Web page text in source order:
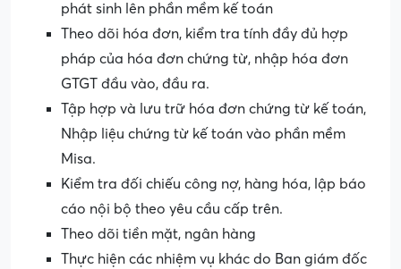
phát sinh lên phần mềm kế toán
Theo dõi hóa đơn, kiểm tra tính đầy đủ hợp
pháp của hóa đơn chứng từ, nhập hóa đơn
GTGT đầu vào, đầu ra.
Tập hợp và lưu trữ hóa đơn chứng từ kế toán,
Nhập liệu chứng từ kế toán vào phần mềm
Misa.
Kiểm tra đối chiếu công nợ, hàng hóa, lập báo
cáo nội bộ theo yêu cầu cấp trên.
Theo dõi tiền mặt, ngân hàng
Thực hiện các nhiệm vụ khác do Ban giám đốc